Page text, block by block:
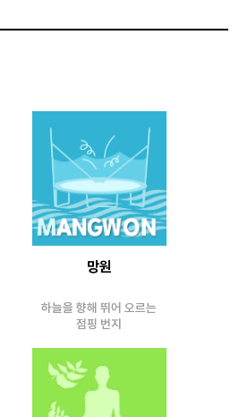
망원
하늘을 향해 뛰어 오르는
점핑 번지